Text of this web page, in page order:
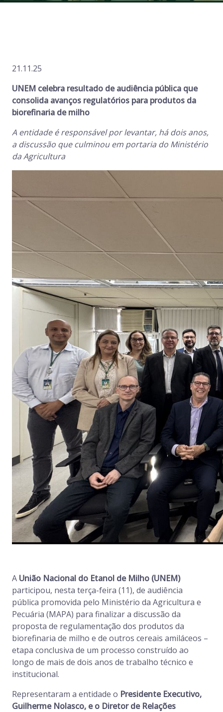
21.11.25
UNEM celebra resultado de audiência pública que
consolida avanços regulatórios para produtos da
biorefinaria de milho
A entidade é responsável por levantar, há dois anos,
a discussão que culminou em portaria do Ministério
da Agricultura
A União Nacional do Etanol de Milho (UNEM)
participou, nesta terça-feira (11), de audiência
pública promovida pelo Ministério da Agricultura e
Pecuária (MAPA) para finalizar a discussão da
proposta de regulamentação dos produtos da
biorefinaria de milho e de outros cereais amiláceos –
etapa conclusiva de um processo construído ao
longo de mais de dois anos de trabalho técnico e
institucional.
Representaram a entidade o Presidente Executivo,
Guilherme Nolasco, e o Diretor de Relações